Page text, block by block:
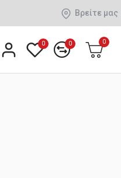
Βρείτε μας
0 0 0